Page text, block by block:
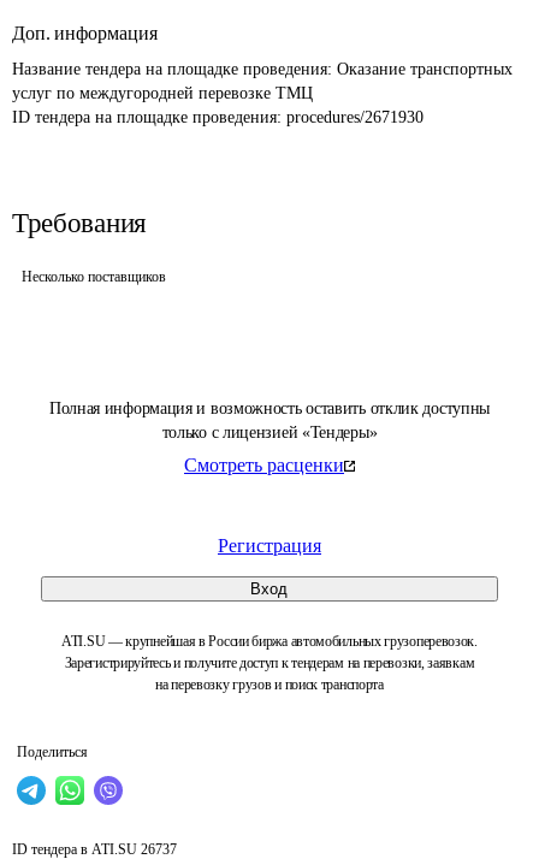
Полная информация и возможность оставить отклик доступны
только с лицензией «Тендеры»
Смотреть расценки
Регистрация
Вход
ATI.SU — крупнейшая в России биржа автомобильных грузоперевозок.
Зарегистрируйтесь и получите доступ к тендерам на перевозки, заявкам
на перевозку грузов и поиск транспорта
Поделиться
Доп. информация
Название тендера на площадке проведения: Оказание транспортных
услуг по междугородней перевозке ТМЦ
ID тендера на площадке проведения: procedures/2671930
Требования
Несколько поставщиков
ID тендера в ATI.SU 26737